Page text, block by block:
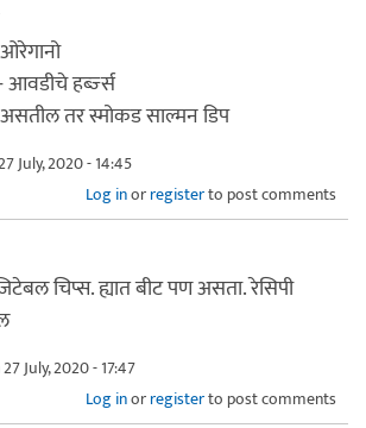
आवडीचे हर्ब्ज्स
तर स्मोकड साल्मन डिप
July, 2020 - 14:45
Log inorregisterto post comments
चिप्स. ह्यात बीट पण असता. रेसिपी
July, 2020 - 17:47
Log inorregisterto post comments